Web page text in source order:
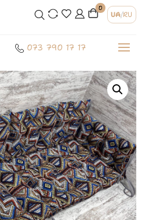
0
UA/RU
073 790 17 17